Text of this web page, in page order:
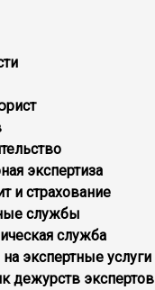
экспертиза
и страхование
службы
служба
экспертные услуги
дежурств экспертов